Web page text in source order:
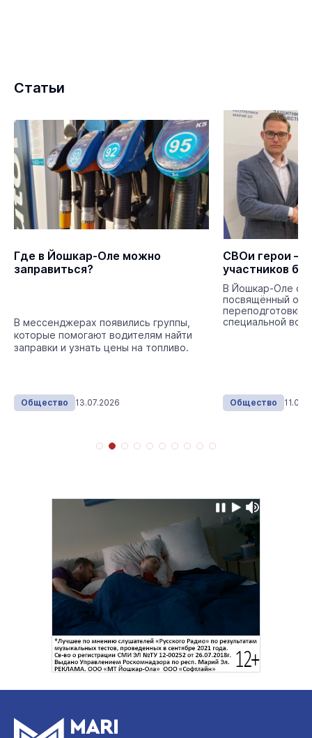
Статьи
Где в Йошкар-Оле можно
заправиться?
В мессенджерах появились группы,
которые помогают водителям найти
заправки и узнать цены на топливо.
Общество 13.07.2026
СВОи герои –
участников
В Йошкар-Оле
посвящённый
переподготовки
специальной
Общество